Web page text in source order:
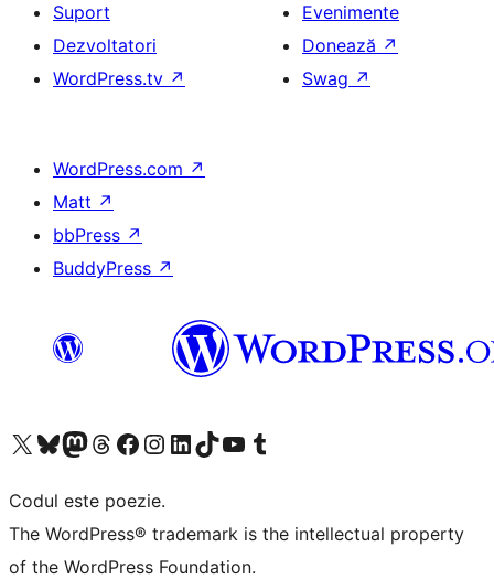
Suport
Dezvoltatori
WordPress.tv ↗
Evenimente
Donează ↗
Swag ↗
WordPress.com ↗
Matt ↗
bbPress ↗
BuddyPress ↗
Mergi la contul nostru X (fost Twitter)
Vizitează contul nostru Bluesky
Vizitează contul nostru Mastodon
Vizitează contul nostru Threads
Vizitează pagina noastră Facebook
Vizitează-ne pe Instagram
Vizitează-ne pe LinkedIn
Vizitează contul nostru TikTok
Vizitează canalul nostru YouTube
Vizitează contul nostru Tumblr
Codul este poezie.
The WordPress® trademark is the intellectual property
of the WordPress Foundation.